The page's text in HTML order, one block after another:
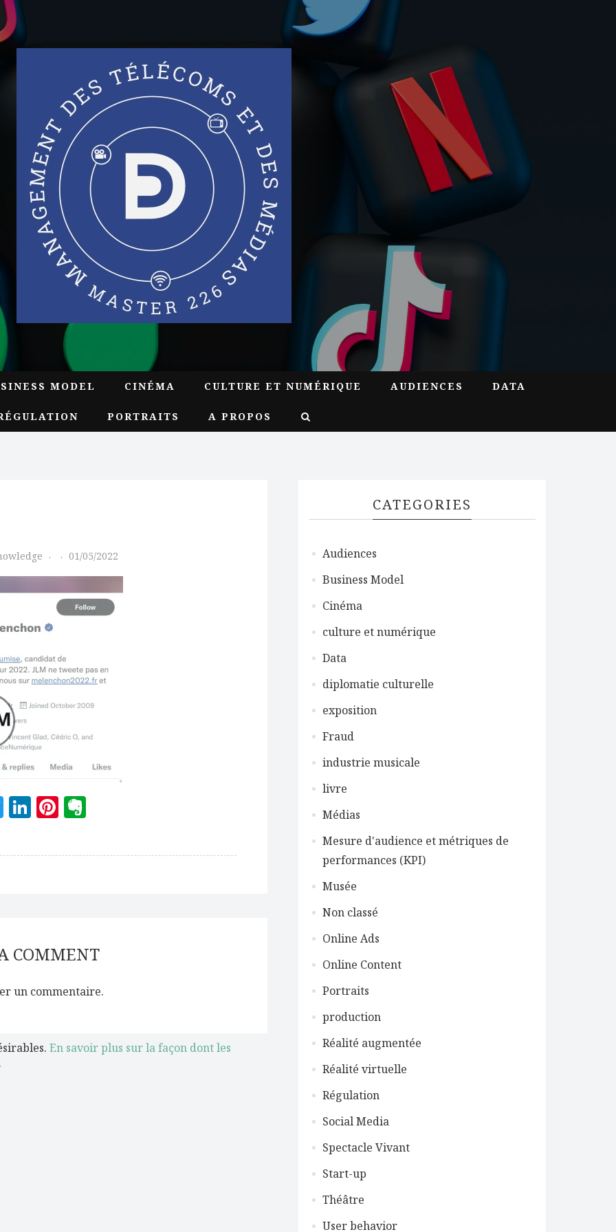
MODEL CINÉMA CULTURE ET NUMÉRIQUE AUDIENCES DATA
PORTRAITS A PROPOS
01/05/2022
Twitter
LinkedIn
Pinterest
COMMENT
un commentaire.
En savoir plus sur la façon dont les
CATEGORIES
Audiences
Business Model
Cinéma
culture et numérique
Data
diplomatie culturelle
exposition
Fraud
industrie musicale
livre
Médias
Mesure d'audience et métriques de
performances (KPI)
Musée
Non classé
Online Ads
Online Content
Portraits
production
Réalité augmentée
Réalité virtuelle
Régulation
Social Media
Spectacle Vivant
Start-up
Théâtre
User behavior